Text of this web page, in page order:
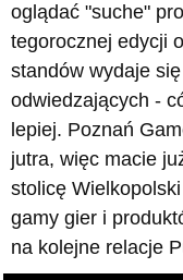
oglądać "suche"
tegorocznej edycji
standów wydaje
odwiedzających -
lepiej. Poznań
jutra, więc macie
stolicę
gamy gier i
na kolejne relacje